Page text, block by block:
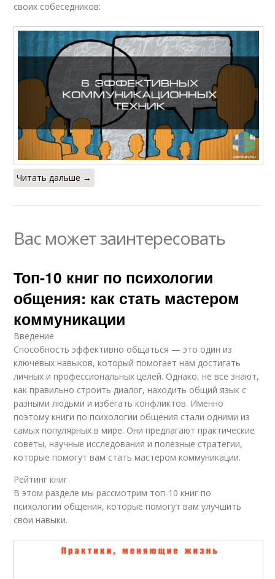
своих собеседников:
Читать дальше →
Вас может заинтересовать
Топ-10 книг по психологии
общения: как стать мастером
коммуникации
Введение
Способность эффективно общаться — это один из
ключевых навыков, который помогает нам достигать
личных и профессиональных целей. Однако, не все знают,
как правильно строить диалог, находить общий язык с
разными людьми и избегать конфликтов. Именно
поэтому книги по психологии общения стали одними из
самых популярных в мире. Они предлагают практические
советы, научные исследования и полезные стратегии,
которые помогут вам стать мастером коммуникации.
Рейтинг книг
В этом разделе мы рассмотрим топ-10 книг по
психологии общения, которые помогут вам улучшить
свои навыки.